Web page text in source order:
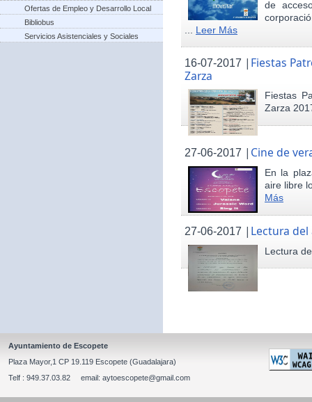
Ofertas de Empleo y Desarrollo Local
Bibliobus
Servicios Asistenciales y Sociales
de
Leer Más
16-07-2017 | Fiestas
Zarza
Fiestas
Zarza
27-06-2017 | Cine de
En la
aire libre
Más
27-06-2017 | Lectura del
Lectura
Ayuntamiento de Escopete
Plaza Mayor,1 CP 19.119 Escopete (Guadalajara)
Telf : 949.37.03.82 email: aytoescopete@gmail.com